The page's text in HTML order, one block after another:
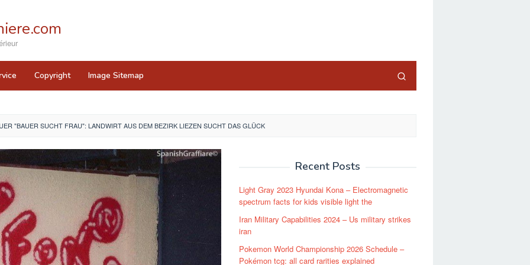
Copyright Image Sitemap
"BAUER SUCHT FRAU": LANDWIRT AUS DEM BEZIRK LIEZEN SUCHT DAS GLÜCK
Recent Posts
Light Gray 2023 Hyundai Kona – Electromagnetic
spectrum facts for kids visible light the
Iran Military Capabilities 2024 – Us military strikes
iran
Pokemon World Championship 2026 Schedule –
Pokémon tcg: all card rarities explained